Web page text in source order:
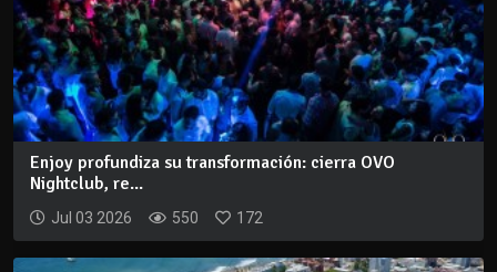
Enjoy profundiza su transformación: cierra OVO
Nightclub, re...
Jul 03 2026 550 172